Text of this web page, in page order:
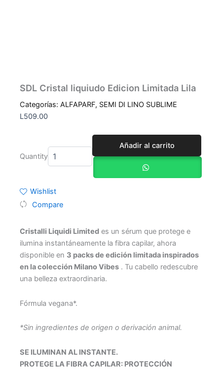
SDL Cristal liquiudo Edicion Limitada Lila
Categorías: ALFAPARF, SEMI DI LINO SUBLIME
L509.00
Quantity
Cristal
liquiudo
Edicion
Lila
Añadir al carrito
Wishlist
Compare
Cristalli Liquidi Limited es un sérum que protege e
ilumina instantáneamente la fibra capilar, ahora
disponible en 3 packs de edición limitada inspirados
en la colección Milano Vibes . Tu cabello redescubre
una belleza extraordinaria.
Fórmula vegana*.
*Sin ingredientes de origen o derivación animal.
SE ILUMINAN AL INSTANTE.
PROTEGE LA FIBRA CAPILAR: PROTECCIÓN